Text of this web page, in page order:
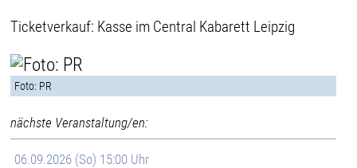
Ticketverkauf: Kasse im Central Kabarett Leipzig
Foto: PR
nächste Veranstaltung/en:
06.09.2026 (So) 15:00 Uhr